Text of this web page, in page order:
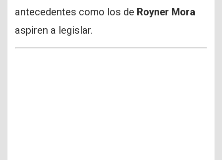
antecedentes como los de Royner Mora
aspiren a legislar.